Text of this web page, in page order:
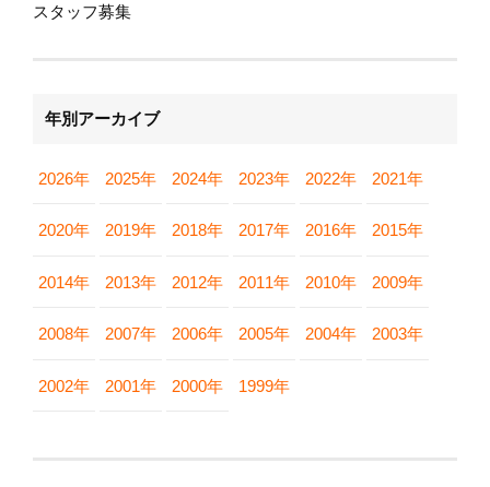
スタッフ募集
年別アーカイブ
2026年 2025年 2024年 2023年 2022年 2021年
2020年 2019年 2018年 2017年 2016年 2015年
2014年 2013年 2012年 2011年 2010年 2009年
2008年 2007年 2006年 2005年 2004年 2003年
2002年 2001年 2000年 1999年